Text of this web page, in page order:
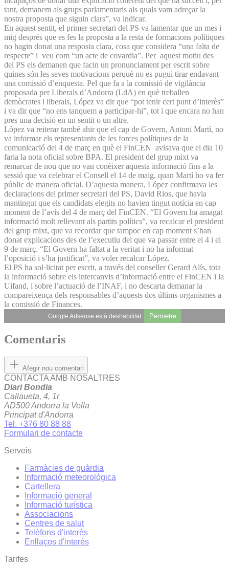
tant, demanem als grups parlamentaris als quals vam adreçar la
nostra proposta que siguin clars”, va indicar.
En aquest sentit, el primer secretari del PS va lamentar que un mes i
mig després que es fes la proposta a la resta de formacions polítiques
no hagin donat una resposta clara, cosa que considera “una falta de
respecte” i veu com “un acte de covardia”. Per aquest motiu des
del PS els demanen que facin un pronunciament per escrit sobre
quines són les seves motivacions perquè no es pugui tirar endavant
una comissió d’enquesta. Pel que fa a la comissió de vigilància
proposada per Liberals d’Andorra (LdA) en què treballen
demòcrates i liberals, López va dir que “pot tenir cert punt d’interès”
i va dir que “no ens tanquem a participar-hi”, tot i que encara no han
pres una decisió en un sentit o un altre.
López va reiterar també ahir que el cap de Govern, Antoni Martí, no
va informar els representants de les forces polítiques de la
comunicació del 4 de març en què el FinCEN avisava que el dia 10
faria la nota oficial sobre BPA. El president del grup mixt va
remarcar de nou que no van conèixer aquesta informació fins a la
sessió que va celebrar el Consell el 14 de maig, quan Martí ho va fer
públic de manera oficial. D’aquesta manera, López confirmava les
declaracions del primer secretari del PS, David Rios, que havia
mantingut que els candidats elegits no havien tingut notícia en cap
moment de l’avís del 4 de març del FinCEN. “El Govern ha amagat
informació molt rellevant als partits polítics”, va recalcar el president
del grup mixt, que va recordar que tampoc en cap moment s’han
donat explicacions des de l’executiu del que va passar entre el 4 i el
9 de març. “El Govern ha faltat a la veritat i no ha informat
l’oposició i s’ha justificat”, va voler recalcar López.
El PS ha sol·licitat per escrit, a través del conseller Gerard Alís, tota
la informació sobre els intercanvis d’informació entre el FinCEN i la
Uifand, i sobre l’actuació de l’INAF, i no descarta demanar la
compareixença dels responsables d’aquests dos últims organismes a
la comissió de Finances.
Google Adsense està deshabilitat. Permetre
Comentaris
Afegir nou comentari
CONTACTA AMB NOSALTRES
Diari Bondia
Callaueta, 4, 1r
AD500 Andorra la Vella
Principat d'Andorra
Tel. +376 80 88 88
Formulari de contacte
Serveis
Farmàcies de guàrdia
Informació meteorològica
Cartellera
Informació general
Informació turística
Associacions
Centres de salut
Telèfons d'interès
Enllaços d'interés
Tarifes